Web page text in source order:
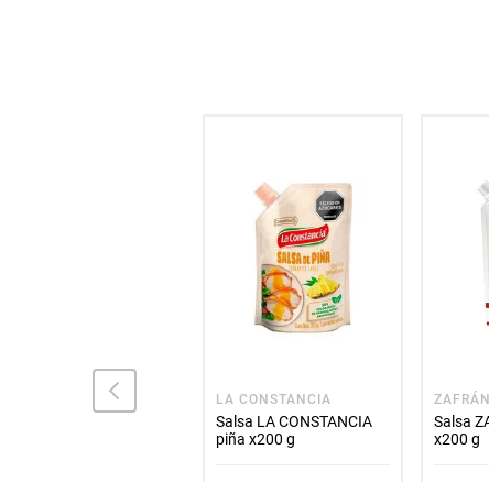
LA CONSTANCIA
Salsa LA CONSTANCIA
piña x200 g
ZAFRÁN
Salsa
x200 g